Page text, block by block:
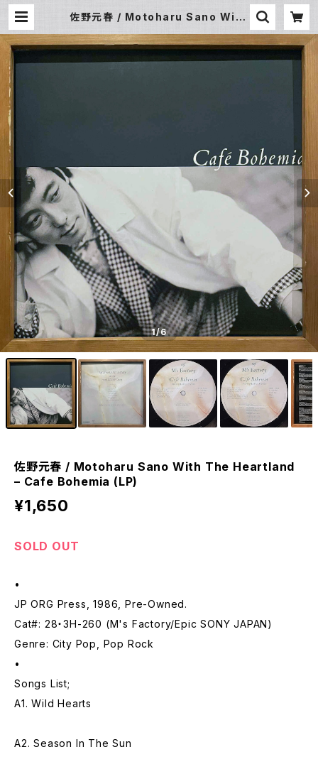
佐野元春 / Motoharu Sano With
a (LP) | Underground Gallery
Record Store
1/6
佐野元春 / Motoharu Sano With The Heartland
– Cafe Bohemia (LP)
¥1,650
SOLD OUT
•
JP ORG Press, 1986, Pre-Owned.
Cat#: 28・3H-260 (M's Factory/Epic SONY JAPAN)
Genre: City Pop, Pop Rock
•
Songs List;
A1. Wild Hearts
A2. Season In The Sun